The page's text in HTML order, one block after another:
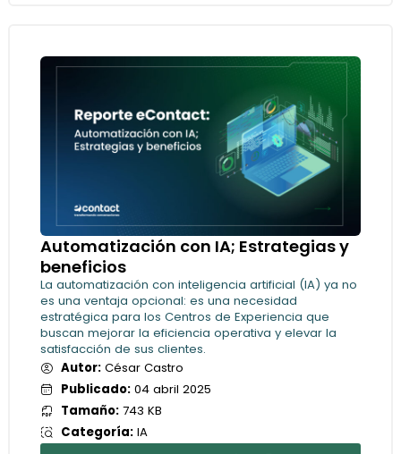
Automatización con IA; Estrategias y
beneficios
La automatización con inteligencia artificial (IA) ya no
es una ventaja opcional: es una necesidad
estratégica para los Centros de Experiencia que
buscan mejorar la eficiencia operativa y elevar la
satisfacción de sus clientes.
Autor:César Castro
Publicado:04 abril 2025
Tamaño:743 KB
Categoría:IA